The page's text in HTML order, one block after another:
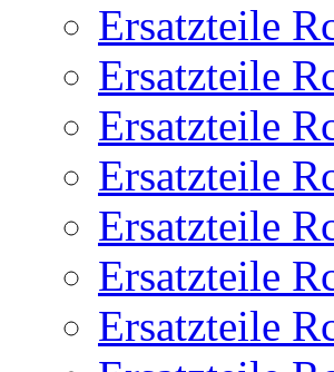
Ersatzteile
Ersatzteile
Ersatzteile
Ersatzteile
Ersatzteile
Ersatzteile
Ersatzteile